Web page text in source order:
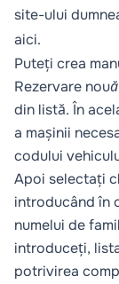
site-ului
aici.
Puteți crea
Rezervare nouă
din listă. În
a mașinii
codului
Apoi selectați
introducând în
numelui de
introduceți,
potrivirea